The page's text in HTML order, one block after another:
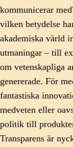
kommunicerar
vilken betydelse
akademiska värld
utmaningar – till
om vetenskapliga
genererade. För
fantastiska
medveten eller
politik till
Transparens är